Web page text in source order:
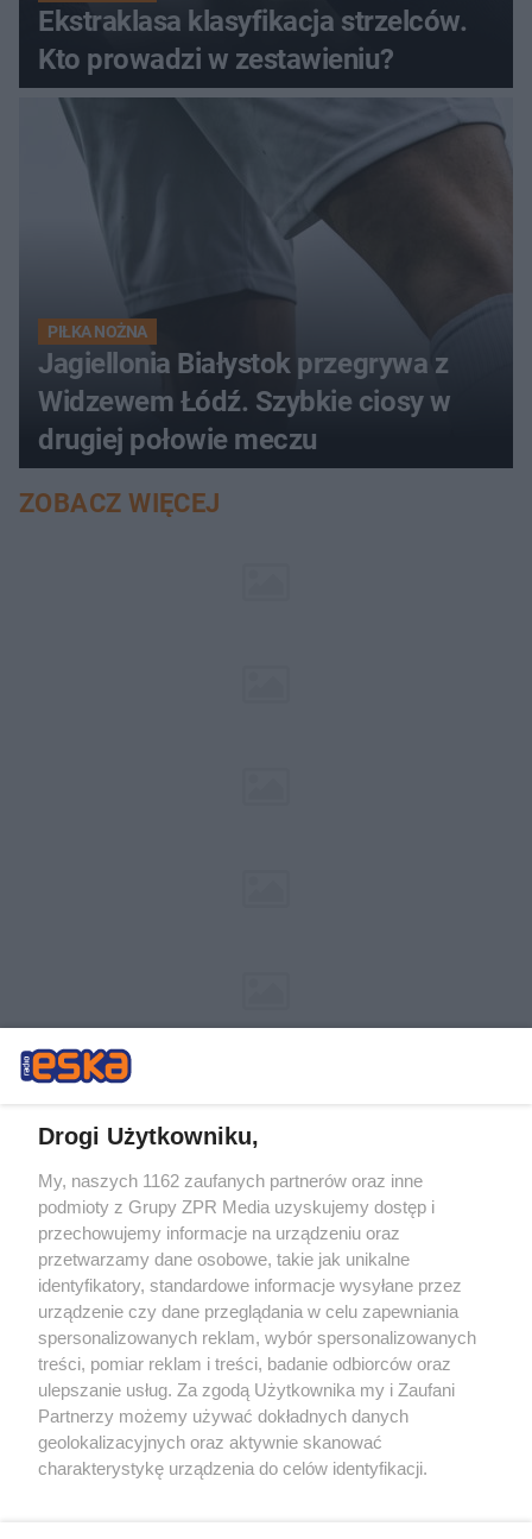
Ekstraklasa klasyfikacja strzelców.
Kto prowadzi w zestawieniu?
PIŁKA NOŻNA
Jagiellonia Białystok przegrywa z
Widzewem Łódź. Szybkie ciosy w
drugiej połowie meczu
ZOBACZ WIĘCEJ
Żaden utwór zamieszczony w serwisie nie może być powielany i
rozpowszechniany lub dalej rozpowszechniany w jakikolwiek sposób (w
tym także elektroniczny lub mechaniczny) na jakimkolwiek polu
eksploatacji w jakiejkolwiek formie, włącznie z umieszczaniem w
Internecie bez pisemnej zgody właściciela praw. Jakiekolwiek użycie lub
wykorzystanie utworów w całości lub w części z naruszeniem prawa,
tzn. bez właściwej zgody, jest zabronione pod groźbą kary i może być
ścigane prawnie.
Drogi Użytkowniku,
My, naszych 1162 zaufanych partnerów oraz inne
podmioty z Grupy ZPR Media uzyskujemy dostęp i
przechowujemy informacje na urządzeniu oraz
przetwarzamy dane osobowe, takie jak unikalne
identyfikatory, standardowe informacje wysyłane przez
urządzenie czy dane przeglądania w celu zapewniania
spersonalizowanych reklam, wybór spersonalizowanych
treści, pomiar reklam i treści, badanie odbiorców oraz
ulepszanie usług. Za zgodą Użytkownika my i Zaufani
Partnerzy możemy używać dokładnych danych
geolokalizacyjnych oraz aktywnie skanować
charakterystykę urządzenia do celów identyfikacji.